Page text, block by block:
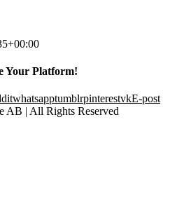
Your Platform!
whatsapptumblrpinterestvkE-post
AB | All Rights Reserved